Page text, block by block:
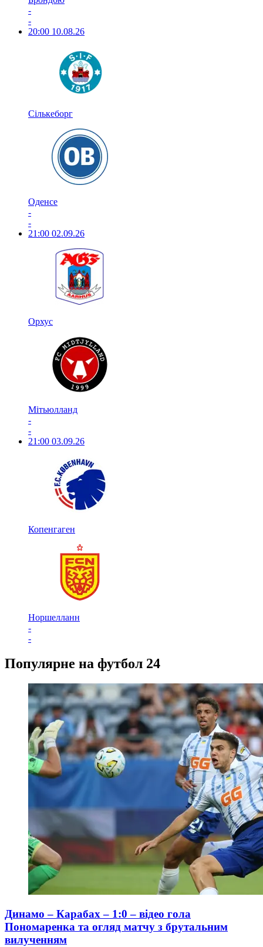
-
-
20:00 10.08.26
Сількеборг
Оденсе
-
-
21:00 02.09.26
Орхус
Мітьюлланд
-
-
21:00 03.09.26
Копенгаген
Норшелланн
-
-
Популярне на футбол 24
Динамо – Карабах – 1:0 – відео гола
Пономаренка та огляд матчу з брутальним
вилученням